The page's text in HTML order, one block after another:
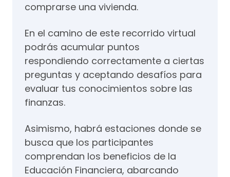
comprarse una vivienda.
En el camino de este recorrido virtual
podrás acumular puntos
respondiendo correctamente a ciertas
preguntas y aceptando desafíos para
evaluar tus conocimientos sobre las
finanzas.
Asimismo, habrá estaciones donde se
busca que los participantes
comprendan los beneficios de la
Educación Financiera, abarcando